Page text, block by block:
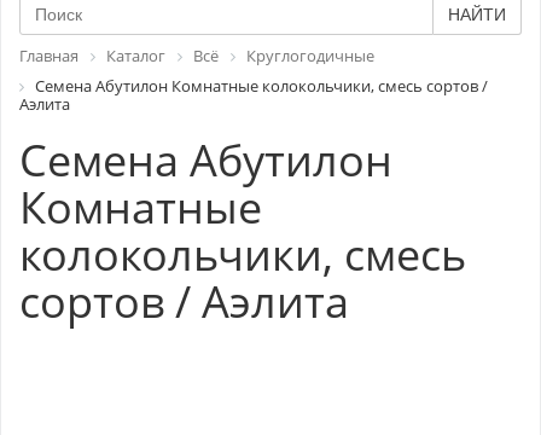
НАЙТИ
Главная Каталог Всё
Круглогодичные
Семена Абутилон Комнатные колокольчики, смесь сортов /
Аэлита
Семена Абутилон
Комнатные
колокольчики, смесь
сортов / Аэлита